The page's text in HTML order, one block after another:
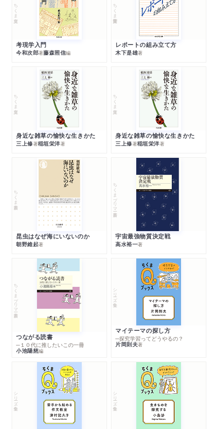
ちくま文庫
考現学入門
今和次郎著藤森照信編
ちくま学芸文庫
レポートの組み立て方
木下是雄著
ちくま文庫
身近な雑草の愉快な生きかた
三上修著稲垣栄洋著
ちくま文庫
身近な雑草の愉快な生きかた
三上修著稲垣栄洋著
ちくま新書
昆虫はなぜ海にいないのか
朝野維起著
ちくまプリマー新書
宇宙最強物質決定戦
高水裕一著
ちくまプリマー新書
つながる読書
─１０代に推したいこの一冊
小池陽慈編
シリーズ・全集
マイテーマの探し方
─探究学習ってどうやるの？
片岡則夫著
シリーズ・全集 シリーズ・全集